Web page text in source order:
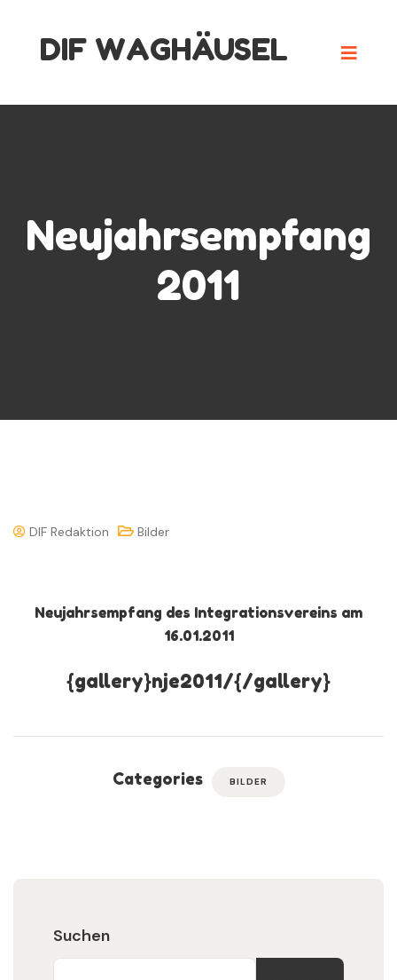
DIF WAGHÄUSEL
Neujahrsempfang
2011
DIF Redaktion Bilder
Neujahrsempfang des Integrationsvereins am
16.01.2011
{gallery}nje2011/{/gallery}
Categories BILDER
Suchen